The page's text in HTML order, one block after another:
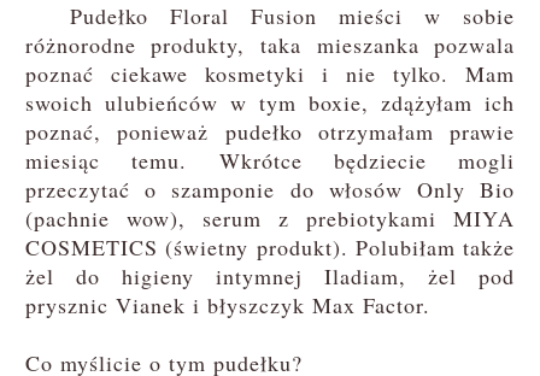
Pudełko Floral Fusion mieści w sobie
różnorodne produkty, taka mieszanka pozwala
poznać ciekawe kosmetyki i nie tylko. Mam
swoich ulubieńców w tym boxie, zdążyłam ich
poznać, ponieważ pudełko otrzymałam prawie
miesiąc temu. Wkrótce będziecie mogli
przeczytać o szamponie do włosów Only Bio
(pachnie wow), serum z prebiotykami MIYA
COSMETICS (świetny produkt). Polubiłam także
żel do higieny intymnej Iladiam, żel pod
prysznic Vianek i błyszczyk Max Factor.
Co myślicie o tym pudełku?